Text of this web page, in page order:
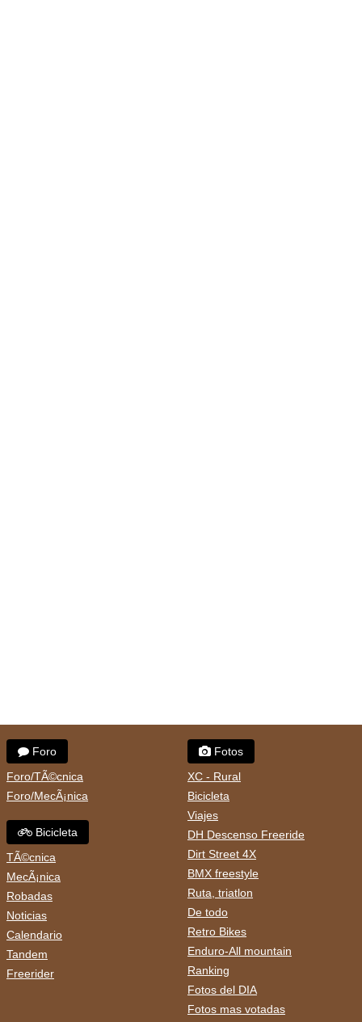
Foro
Foro/TÃ©cnica
Foro/MecÃ¡nica
Bicicleta
TÃ©cnica
MecÃ¡nica
Robadas
Noticias
Calendario
Tandem
Freerider
Fotos
XC - Rural
Bicicleta
Viajes
DH Descenso Freeride
Dirt Street 4X
BMX freestyle
Ruta, triatlon
De todo
Retro Bikes
Enduro-All mountain
Ranking
Fotos del DIA
Fotos mas votadas